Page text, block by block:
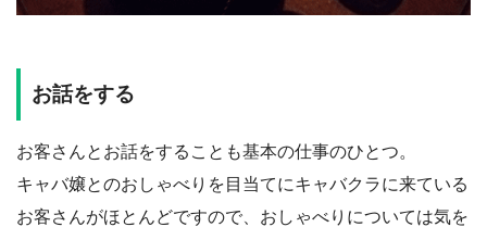
お話をする
お客さんとお話をすることも基本の仕事のひとつ。
キャバ嬢とのおしゃべりを目当てにキャバクラに来ている
お客さんがほとんどですので、おしゃべりについては気を